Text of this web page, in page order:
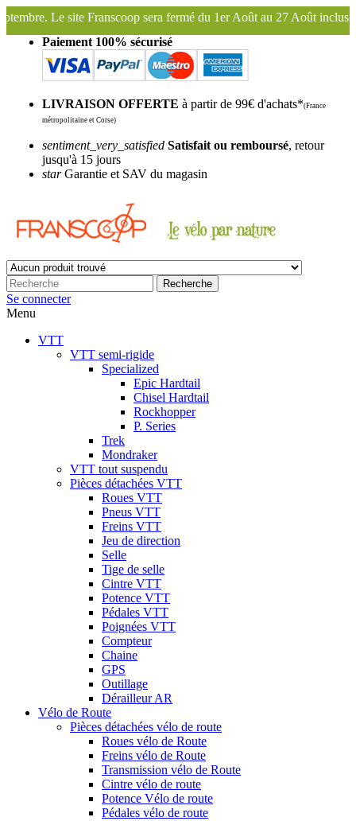
du 1er Août au 27 Août inclus. Bonnes vacances !
Paiement 100% sécurisé
LIVRAISON OFFERTE à partir de 99€ d'achats*(France
métropolitaine et Corse)
sentiment_very_satisfied Satisfait ou remboursé, retour
jusqu'à 15 jours
starGarantie et SAV du magasin
Recherche
Se connecter
Menu
VTT
VTT semi-rigide
Specialized
Epic Hardtail
Chisel Hardtail
Rockhopper
P. Series
Trek
Mondraker
VTT tout suspendu
Pièces détachées VTT
Roues VTT
Pneus VTT
Freins VTT
Jeu de direction
Selle
Tige de selle
Cintre VTT
Potence VTT
Pédales VTT
Poignées VTT
Compteur
Chaine
GPS
Outillage
Dérailleur AR
Vélo de Route
Pièces détachées vélo de route
Roues vélo de Route
Freins vélo de Route
Transmission vélo de Route
Cintre vélo de route
Potence Vélo de route
Pédales vélo de route